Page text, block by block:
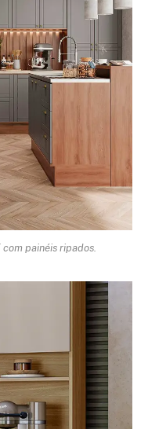
painéis ripados.